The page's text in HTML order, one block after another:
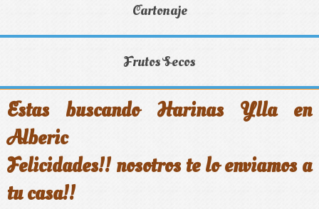
Cartonaje
Frutos Secos
Estas buscandoHarinas Ylla en
Alberic
Felicidades!! nosotros te lo enviamos a
tu casa!!